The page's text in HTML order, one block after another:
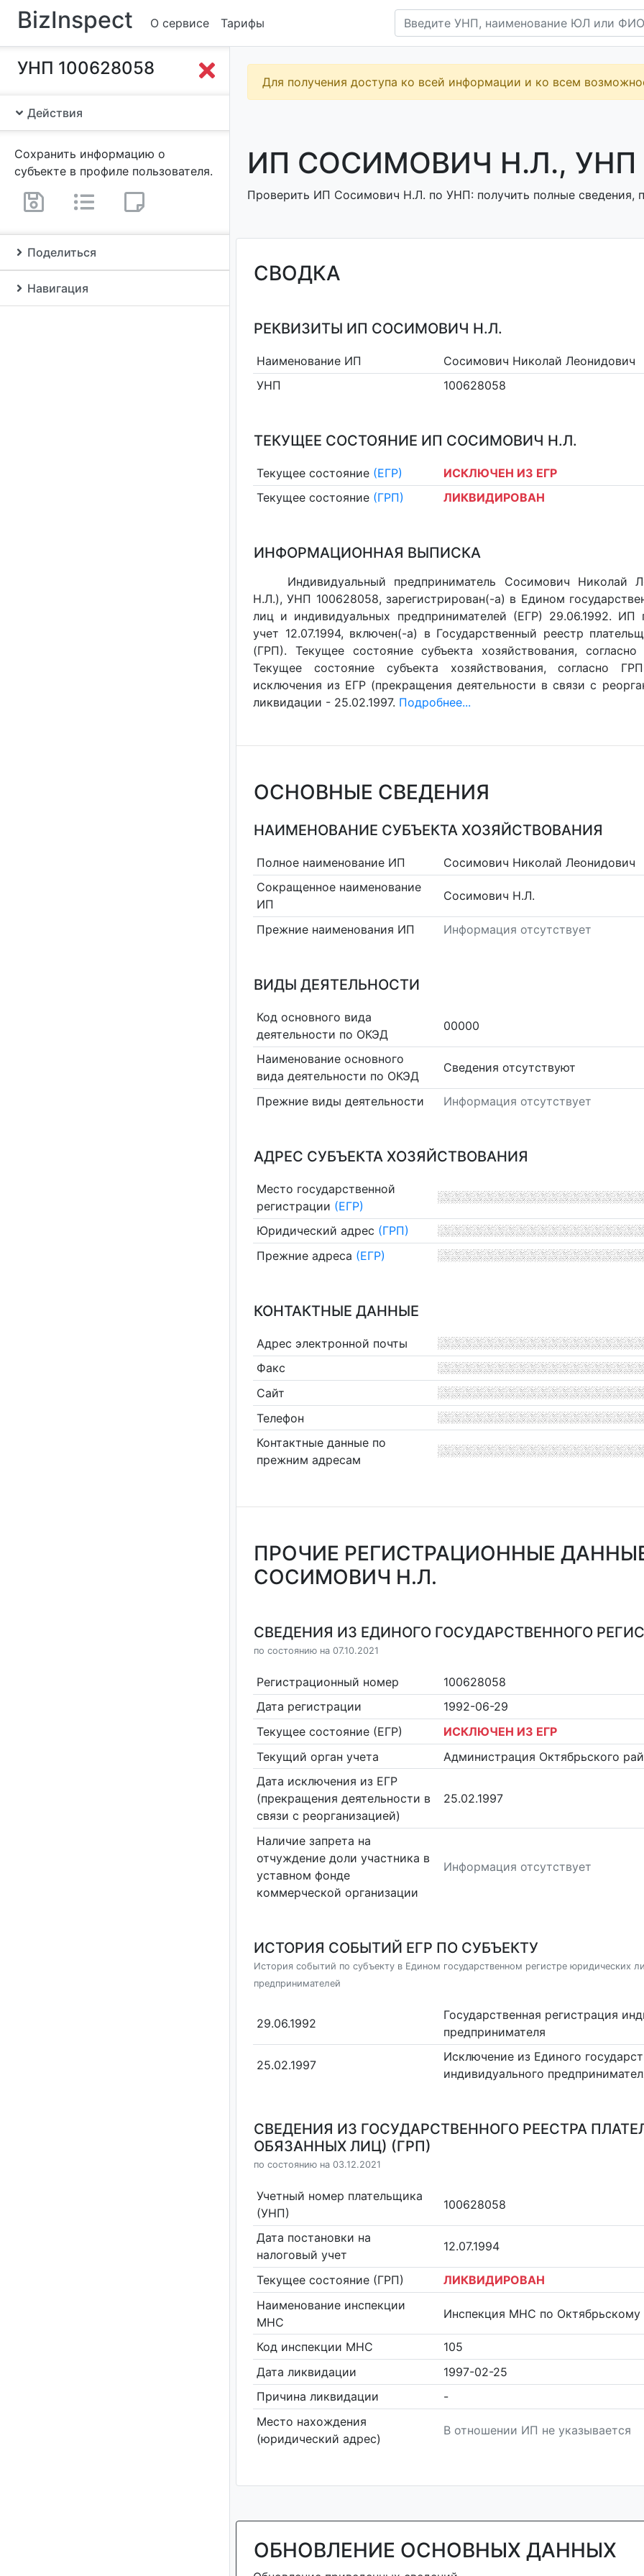
BizInspect О сервисе Тарифы
УНП 100628058
Действия
Сохранить информацию о
субъекте в профиле пользователя.
Поделиться
Навигация
Для получения доступа ко всей информации и ко всем
ИП СОСИМОВИЧ Н.Л., УНП
Проверить ИП Сосимович Н.Л. по УНП: получить полные сведения,
СВОДКА
РЕКВИЗИТЫ ИП СОСИМОВИЧ Н.Л.
Наименование ИП
Сосимович Николай Леонидович
УНП
100628058
ТЕКУЩЕЕ СОСТОЯНИЕ ИП СОСИМОВИЧ Н.Л.
Текущее состояние (ЕГР)
ИСКЛЮЧЕН ИЗ ЕГР
Текущее состояние (ГРП) ЛИКВИДИРОВАН
ИНФОРМАЦИОННАЯ ВЫПИСКА
Индивидуальный предприниматель Сосимович Николай
Н.Л.), УНП 100628058, зарегистрирован(-а) в Едином
лиц и индивидуальных предпринимателей (ЕГР) 29.06.1992. ИП
учет 12.07.1994, включен(-a) в Государственный реестр
(ГРП). Текущее состояние субъекта хозяйствования,
Текущее состояние субъекта хозяйствования, согласно
исключения из ЕГР (прекращения деятельности в связи с
ликвидации - 25.02.1997. Подробнее...
ОСНОВНЫЕ СВЕДЕНИЯ
НАИМЕНОВАНИЕ СУБЪЕКТА ХОЗЯЙСТВОВАНИЯ
Полное наименование ИП
Сосимович Николай Леонидович
Сокращенное наименование
ИП
Сосимович Н.Л.
Прежние наименования ИП Информация отсутствует
ВИДЫ ДЕЯТЕЛЬНОСТИ
Код основного вида
деятельности по ОКЭД
00000
Наименование основного
вида деятельности по ОКЭД
Cведения отсутствуют
Прежние виды деятельности Информация отсутствует
АДРЕС СУБЪЕКТА ХОЗЯЙСТВОВАНИЯ
Место государственной
регистрации (ЕГР)
Юридический адрес (ГРП)
Прежние адреса (ЕГР)
КОНТАКТНЫЕ ДАННЫЕ
Адрес электронной почты
Факс
Сайт
Телефон
Контактные данные по
прежним адресам
ПРОЧИЕ РЕГИСТРАЦИОННЫЕ
СОСИМОВИЧ Н.Л.
СВЕДЕНИЯ ИЗ ЕДИНОГО ГОСУДАРСТВЕННОГО
по состоянию на 07.10.2021
Регистрационный номер
100628058
Дата регистрации
1992-06-29
Текущее состояние (ЕГР)
ИСКЛЮЧЕН ИЗ ЕГР
Текущий орган учета
Администрация Октябрьского
Дата исключения из ЕГР
(прекращения деятельности в
связи с реорганизацией)
25.02.1997
Наличие запрета на
отчуждение доли участника в
уставном фонде
коммерческой организации
Информация отсутствует
ИСТОРИЯ СОБЫТИЙ ЕГР ПО СУБЪЕКТУ
История событий по субъекту в Едином государственном регистре юридических
предпринимателей
29.06.1992
Государственная регистрация
предпринимателя
25.02.1997
Исключение из Единого
индивидуального
СВЕДЕНИЯ ИЗ ГОСУДАРСТВЕННОГО РЕЕСТРА
ОБЯЗАННЫХ ЛИЦ) (ГРП)
по состоянию на 03.12.2021
Учетный номер плательщика
(УНП)
100628058
Дата постановки на
налоговый учет
12.07.1994
Текущее состояние (ГРП)
ЛИКВИДИРОВАН
Наименование инспекции
МНС
Инспекция МНС по Октябрьскому
Код инспекции МНС
105
Дата ликвидации
1997-02-25
Причина ликвидации
-
Место нахождения
(юридический адрес)
В отношении ИП не указывается
ОБНОВЛЕНИЕ ОСНОВНЫХ ДАННЫХ